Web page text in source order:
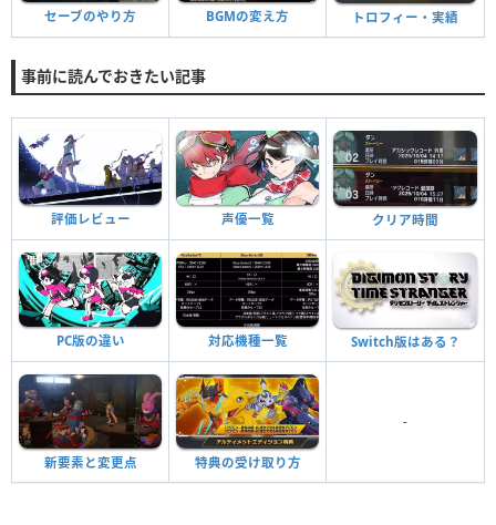
セーブのやり方 BGMの変え方 トロフィー・実績
事前に読んでおきたい記事
評価レビュー 声優一覧 クリア時間
PC版の違い 対応機種一覧 Switch版はある？
新要素と変更点 特典の受け取り方
-